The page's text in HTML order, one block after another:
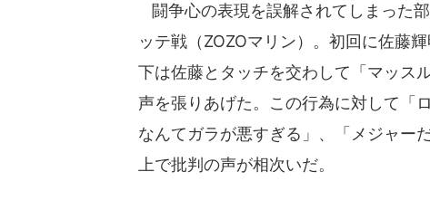
闘争心の表現を誤解されてしまった
ッテ戦（ZOZOマリン）。初回に佐藤
下は佐藤とタッチを交わして「マッス
声を張りあげた。この行為に対して「
なんてガラが悪すぎる」、「メジャー
上で批判の声が相次いだ。